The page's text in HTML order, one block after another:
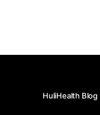
HuliHealth Blog